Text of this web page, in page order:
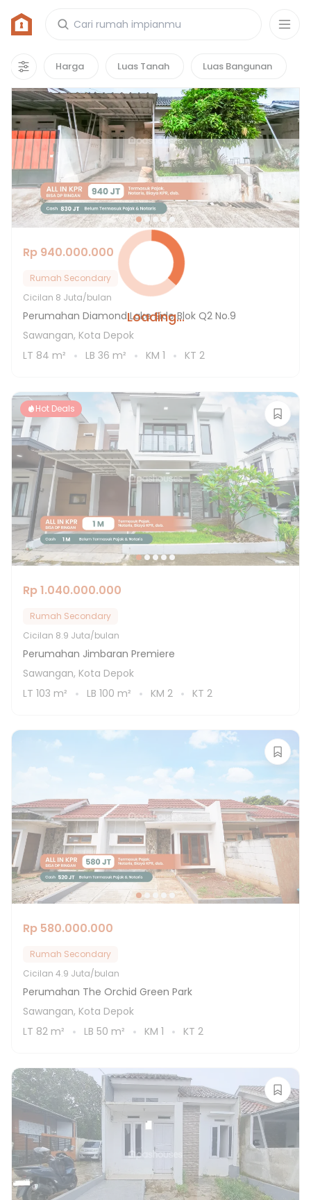
Harga Luas Tanah Luas Bangunan
Loading...
Rumah di Pasir Putih, Depok
52properti
Hot Deals
Rp 940.000.000
Rumah Secondary
Cicilan 8 Juta/bulan
Perumahan Diamond Lake Side Blok Q2 No.9
Sawangan, Kota Depok
LT 84 m² LB 36 m² KM 1 KT 2
Hot Deals
Rp 1.040.000.000
Rumah Secondary
Cicilan 8.9 Juta/bulan
Perumahan Jimbaran Premiere
Sawangan, Kota Depok
LT 103 m² LB 100 m² KM 2 KT 2
Rp 580.000.000
Rumah Secondary
Cicilan 4.9 Juta/bulan
Perumahan The Orchid Green Park
Sawangan, Kota Depok
LT 82 m² LB 50 m² KM 1 KT 2